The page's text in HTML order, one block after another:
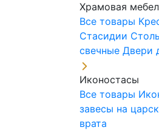
Храмовая
Все товары
Стасидии
свечные Двери
Иконостасы
Все товары
завесы на
врата